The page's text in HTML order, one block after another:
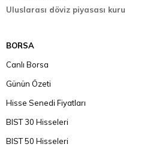
Uluslarası döviz piyasası kuru
BORSA
Canlı Borsa
Günün Özeti
Hisse Senedi Fiyatları
BIST 30 Hisseleri
BIST 50 Hisseleri